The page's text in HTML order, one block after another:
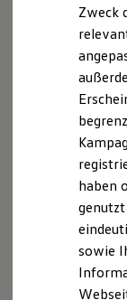
E-
Marke und
R-
Driving
T-
Hinweis
Der
Sinne des
verpflichtet.
Alle Rechte
Sound,
Schutz des
Zweck
haben
sowie